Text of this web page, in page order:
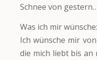
Schnee von gestern…
Was ich mir wünsche:
Ich wünsche mir
die mich liebt bis an